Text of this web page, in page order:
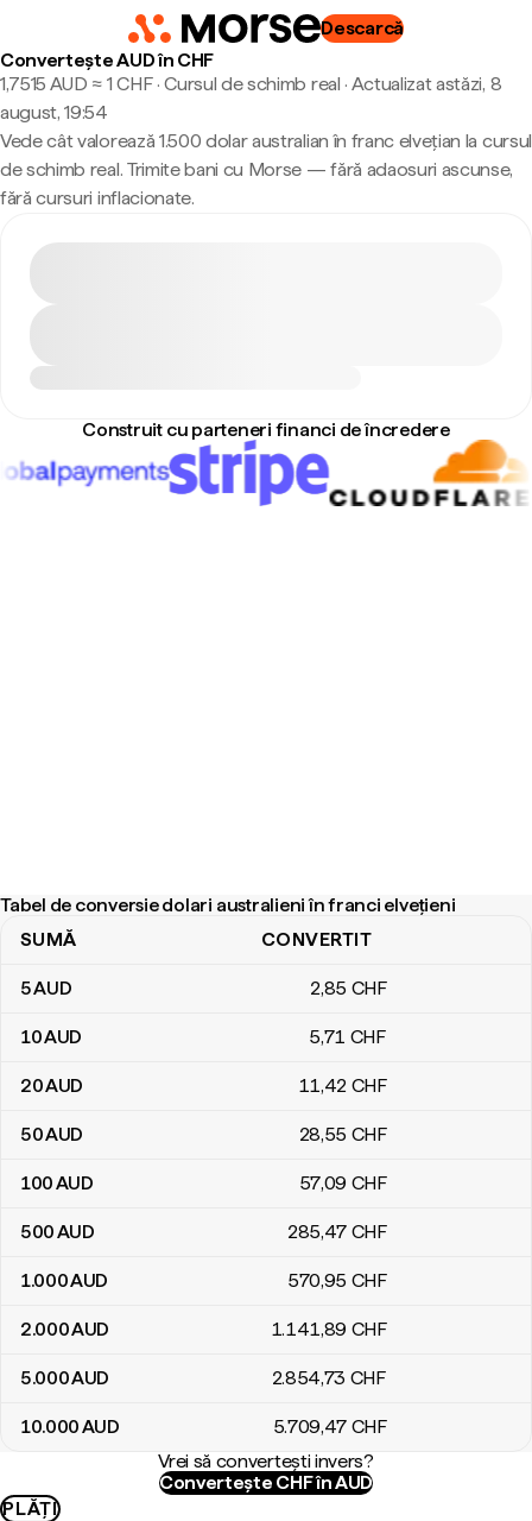
Descarcă
Convertește AUD în CHF
1,7515 AUD ≈ 1 CHF · Cursul de schimb real · Actualizat astăzi, 8
august, 19:54
Vede cât valorează 1.500 dolar australian în franc elvețian la cursul
de schimb real. Trimite bani cu Morse — fără adaosuri ascunse,
fără cursuri inflacionate.
Construit cu parteneri financi de încredere
Tabel de conversie dolari australieni în franci elvețieni
Tabel de conversie dolari australieni în franci elvețieni
SUMĂ CONVERTIT
5AUD 2,85 CHF
10AUD 5,71 CHF
20AUD 11,42 CHF
50AUD 28,55 CHF
100AUD 57,09 CHF
500AUD 285,47 CHF
1.000AUD 570,95 CHF
2.000AUD 1.141,89 CHF
5.000AUD 2.854,73 CHF
10.000AUD 5.709,47 CHF
Vrei să convertești invers?
Convertește CHF în AUD
PLĂȚI